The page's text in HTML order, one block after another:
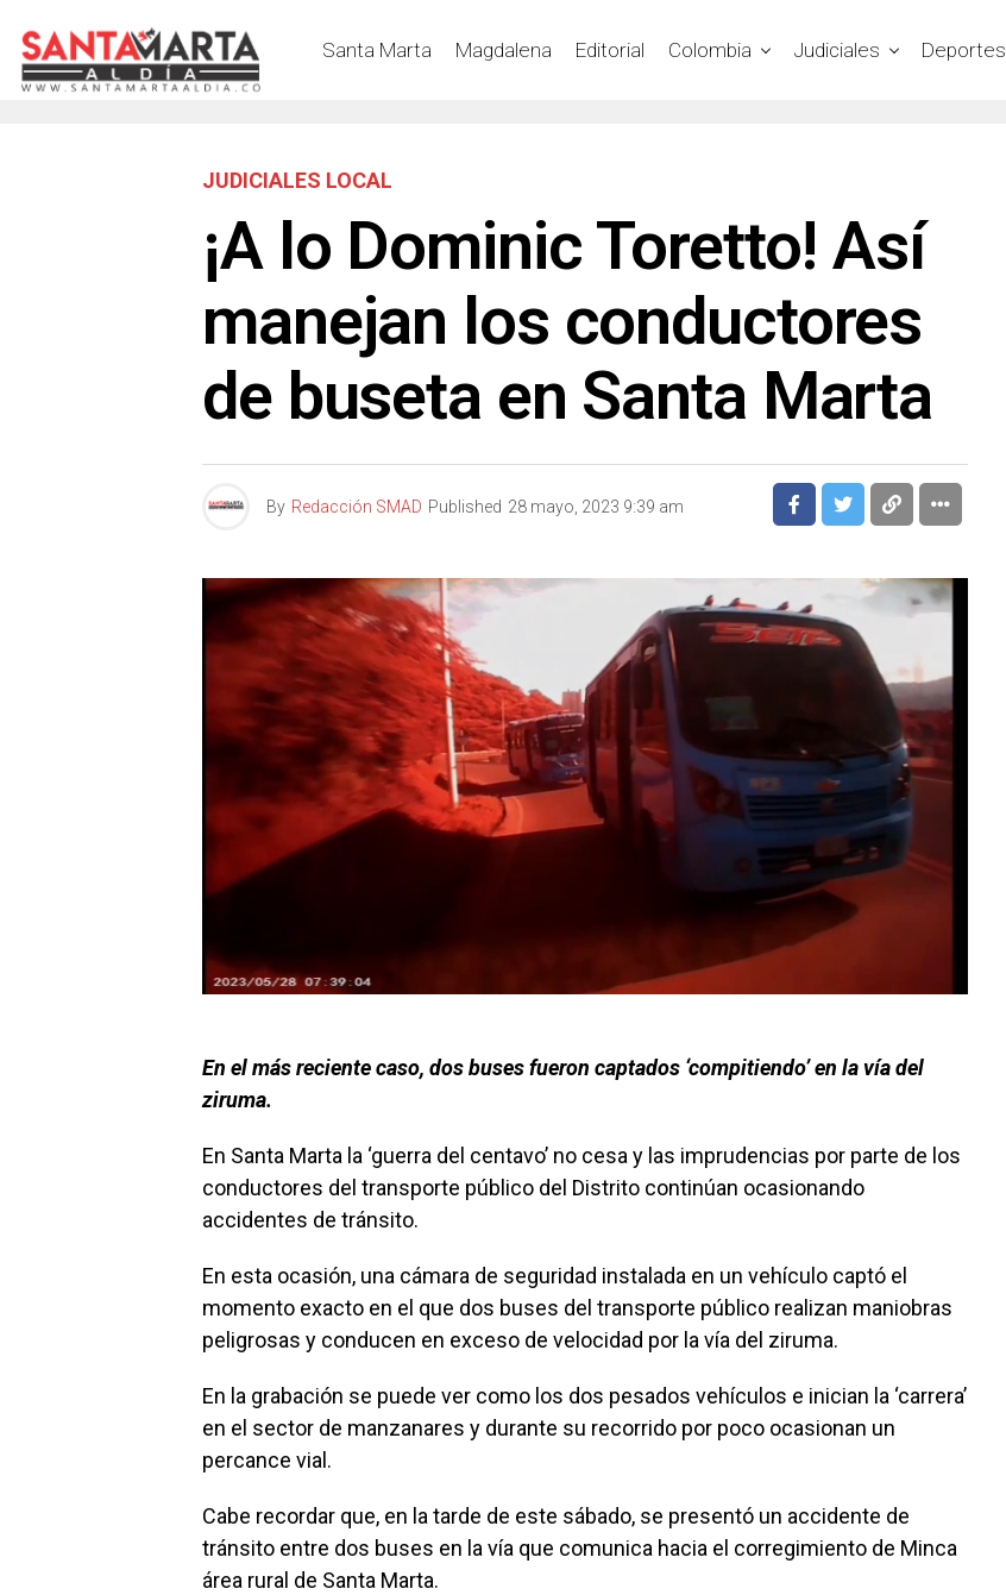
Santa Marta Magdalena Editorial Colombia Judiciales Deportes
JUDICIALES LOCAL
¡A lo Dominic Toretto! Así
manejan los conductores
de buseta en Santa Marta
By Redacción SMAD Published 28 mayo, 2023 9:39 am
En el más reciente caso, dos buses fueron captados ‘compitiendo’ en la vía del
ziruma.
En Santa Marta la ‘guerra del centavo’ no cesa y las imprudencias por parte de los
conductores del transporte público del Distrito continúan ocasionando
accidentes de tránsito.
En esta ocasión, una cámara de seguridad instalada en un vehículo captó el
momento exacto en el que dos buses del transporte público realizan maniobras
peligrosas y conducen en exceso de velocidad por la vía del ziruma.
En la grabación se puede ver como los dos pesados vehículos e inician la ‘carrera’
en el sector de manzanares y durante su recorrido por poco ocasionan un
percance vial.
Cabe recordar que, en la tarde de este sábado, se presentó un accidente de
tránsito entre dos buses en la vía que comunica hacia el corregimiento de Minca
área rural de Santa Marta.